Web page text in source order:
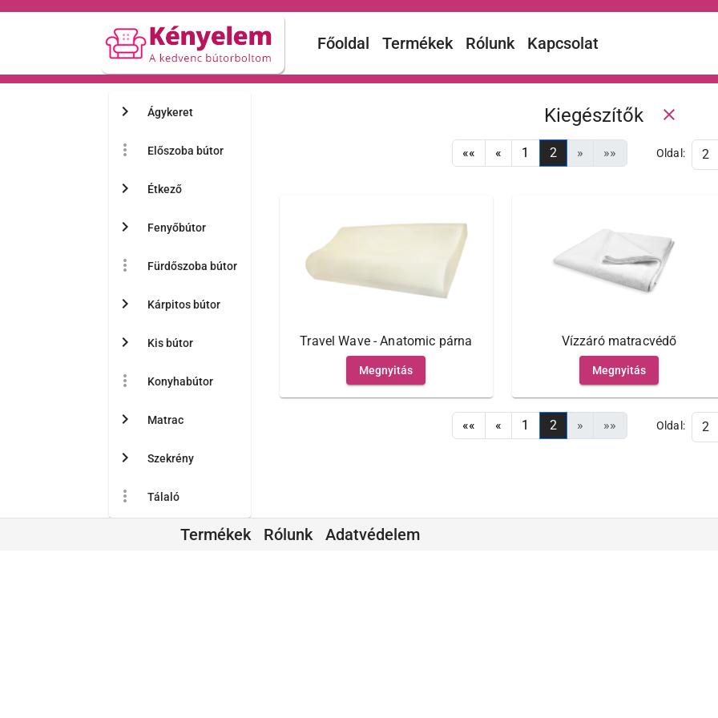
Főoldal Termékek Rólunk Kapcsolat
chevron_right Ágykeret
more_vert Előszoba bútor
chevron_right Étkező
chevron_right Fenyőbútor
more_vert Fürdőszoba bútor
chevron_right Kárpitos bútor
chevron_right Kis bútor
more_vert Konyhabútor
chevron_right Matrac
chevron_right Szekrény
more_vert Tálaló
Kiegészítők close
«« « 1 2 » »» Oldal:
Travel Wave - Anatomic párna
Megnyitás
Vízzáró matracvédő
Megnyitás
«« « 1 2 » »» Oldal:
Termékek Rólunk Adatvédelem